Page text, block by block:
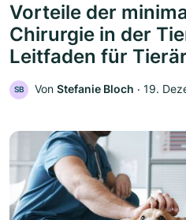
Vorteile der
Chirurgie in der
Leitfaden für
SB Von Stefanie Bloch ‧ 19.